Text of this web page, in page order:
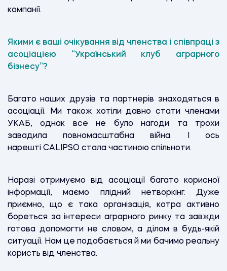
компанії.
Якими є ваші очікування від членства і співпраці з
асоціацією “Український клуб аграрного
бізнесу”?
Багато наших друзів та партнерів знаходяться в
асоціації. Ми також хотіли давно стати членами
УКАБ, однак все не було нагоди та трохи
завадила повномасштабна війна. І ось
нарешті CALIPSO стала частиною спільноти.
Наразі отримуємо від асоціації багато корисної
інформації, маємо плідний нетворкінг. Дуже
приємно, що є така організація, котра активно
бореться за інтереси аграрного ринку та завжди
готова допомогти не словом, а ділом в будь-якій
ситуації. Нам це подобається й ми бачимо реальну
користь від членства.